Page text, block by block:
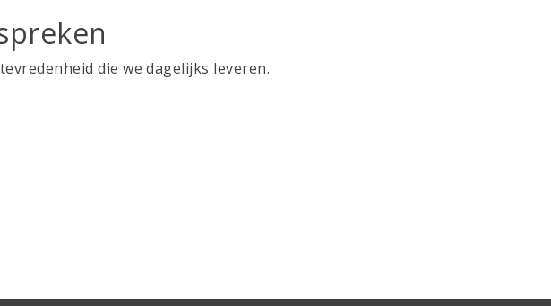
die we dagelijks leveren.